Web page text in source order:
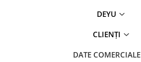
DEYU
CLIENȚI
DATE COMERCIALE